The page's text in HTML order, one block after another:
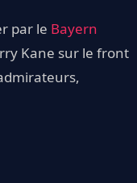
par le Bayern
Kane sur le front